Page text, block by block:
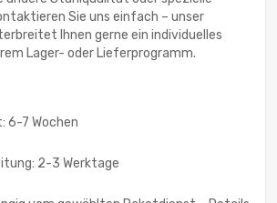
Sie uns einfach – unser
Ihnen gerne ein individuelles
Lager- oder Lieferprogramm.
6-7 Wochen
2-3 Werktage